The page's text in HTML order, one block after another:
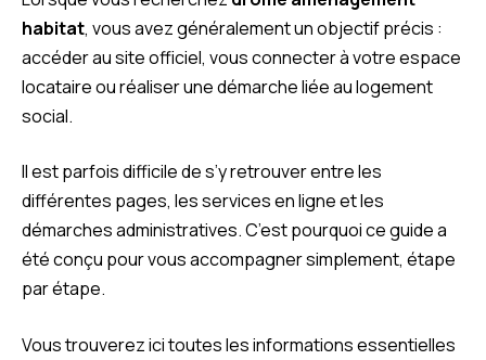
habitat, vous avez généralement un objectif précis :
accéder au site officiel, vous connecter à votre espace
locataire ou réaliser une démarche liée au logement
social.
Il est parfois difficile de s’y retrouver entre les
différentes pages, les services en ligne et les
démarches administratives. C’est pourquoi ce guide a
été conçu pour vous accompagner simplement, étape
par étape.
Vous trouverez ici toutes les informations essentielles